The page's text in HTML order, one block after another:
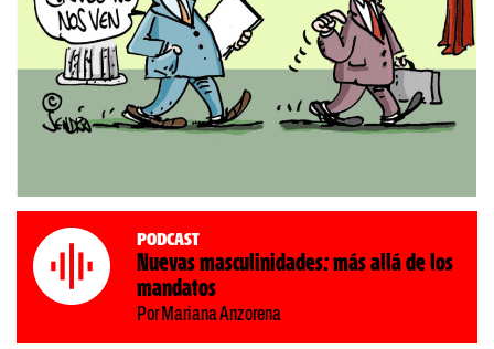
Podcast
Nuevas masculinidades: más allá de los
mandatos
Por Mariana Anzorena